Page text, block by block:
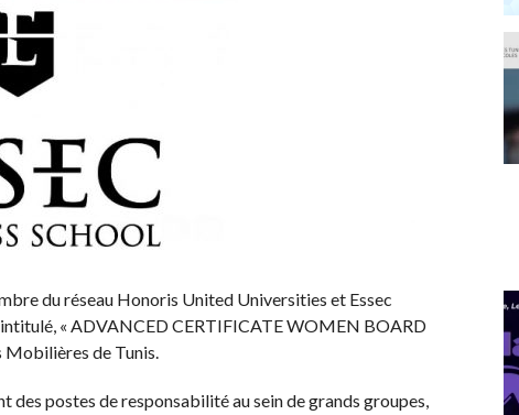
du réseau Honoris United Universities et Essec
« ADVANCED CERTIFICATE WOMEN BOARD
Mobilières de Tunis.
postes de responsabilité au sein de grands groupes,